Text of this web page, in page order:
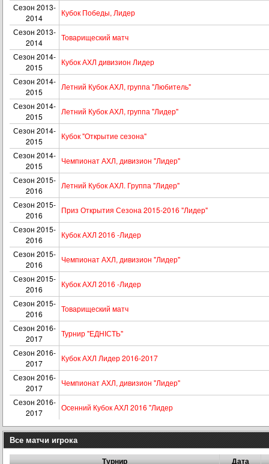
Сезон 2013-
2014
Кубок Победы, Лидер
Сезон 2013-
2014
Товарищеский матч
Сезон 2014-
2015
Кубок АХЛ дивизион Лидер
Сезон 2014-
2015
Летний Кубок АХЛ, группа "Любитель"
Сезон 2014-
2015
Летний Кубок АХЛ, группа "Лидер"
Сезон 2014-
2015
Кубок "Открытие сезона"
Сезон 2014-
2015
Чемпионат АХЛ, дивизион "Лидер"
Сезон 2015-
2016
Летний Кубок АХЛ. Группа "Лидер"
Сезон 2015-
2016
Приз Открытия Сезона 2015-2016 "Лидер"
Сезон 2015-
2016
Кубок АХЛ 2016 -Лидер
Сезон 2015-
2016
Чемпионат АХЛ, дивизион "Лидер"
Сезон 2015-
2016
Кубок АХЛ 2016 -Лидер
Сезон 2015-
2016
Товарищеский матч
Сезон 2016-
2017
Турнир "ЕДНІСТЬ"
Сезон 2016-
2017
Кубок АХЛ Лидер 2016-2017
Сезон 2016-
2017
Чемпионат АХЛ, дивизион "Лидер"
Сезон 2016-
2017
Осенний Кубок АХЛ 2016 "Лидер
Все матчи игрока
Турнир Дата